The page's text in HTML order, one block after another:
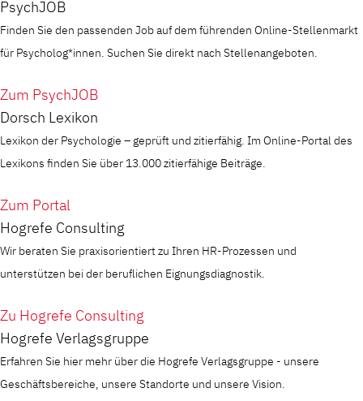
PsychJOB
Finden Sie den passenden Job auf dem führenden Online-Stellenmarkt
für Psycholog*innen. Suchen Sie direkt nach Stellenangeboten.
Zum PsychJOB
Dorsch Lexikon
Lexikon der Psychologie – geprüft und zitierfähig. Im Online-Portal des
Lexikons finden Sie über 13.000 zitierfähige Beiträge.
Zum Portal
Hogrefe Consulting
Wir beraten Sie praxisorientiert zu Ihren HR-Prozessen und
unterstützen bei der beruflichen Eignungsdiagnostik.
Zu Hogrefe Consulting
Hogrefe Verlagsgruppe
Erfahren Sie hier mehr über die Hogrefe Verlagsgruppe - unsere
Geschäftsbereiche, unsere Standorte und unsere Vision.